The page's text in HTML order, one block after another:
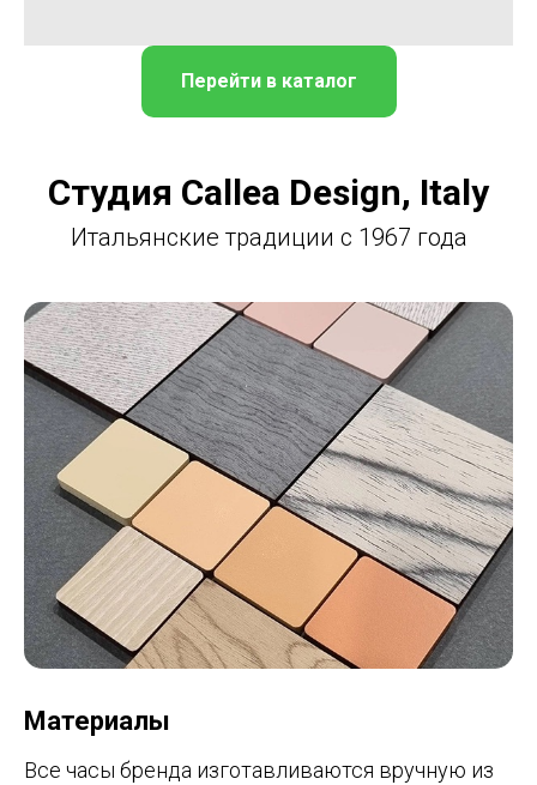
Перейти в каталог
Студия Callea Design, Italy
Итальянские традиции с 1967 года
Материалы
Все часы бренда изготавливаются вручную из